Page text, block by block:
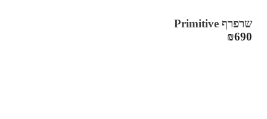
שרפרף Primitive
₪690